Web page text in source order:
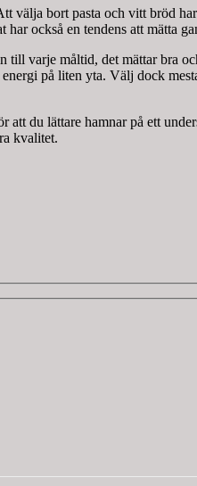
välja bort pasta och vitt bröd
också en tendens att mätta
varje måltid, det mättar bra
på liten yta. Välj dock
du lättare hamnar på ett
kvalitet.